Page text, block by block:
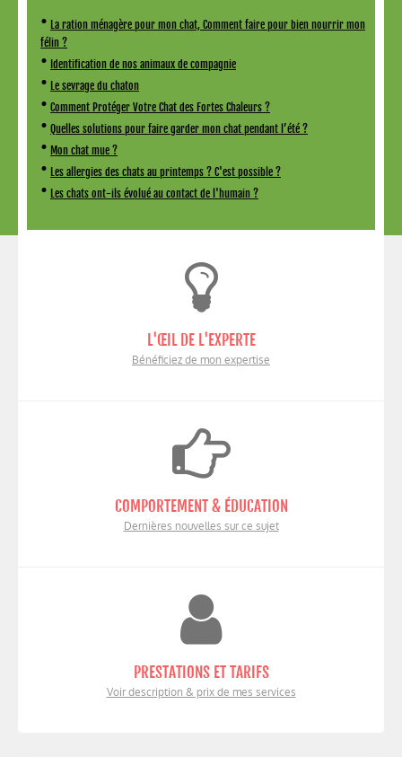
• La ration ménagère pour mon chat, Comment faire pour bien nourrir mon
félin ?
• Identification de nos animaux de compagnie
• Le sevrage du chaton
• Comment Protéger Votre Chat des Fortes Chaleurs ?
• Quelles solutions pour faire garder mon chat pendant l’été ?
• Mon chat mue ?
• Les allergies des chats au printemps ? C'est possible ?
• Les chats ont-ils évolué au contact de l'humain ?
L'ŒIL DE L'EXPERTE
Bénéficiez de mon expertise
COMPORTEMENT & ÉDUCATION
Dernières nouvelles sur ce sujet
PRESTATIONS ET TARIFS
Voir description & prix de mes services